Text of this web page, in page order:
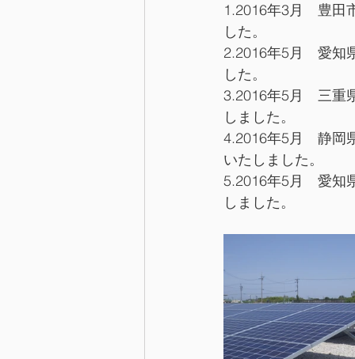
1.2016年3月　豊田
した。
2.2016年5月　愛知
した。
3.2016年5月　三重
しました。
4.2016年5月　静岡
いたしました。
5.2016年5月　愛知
しました。